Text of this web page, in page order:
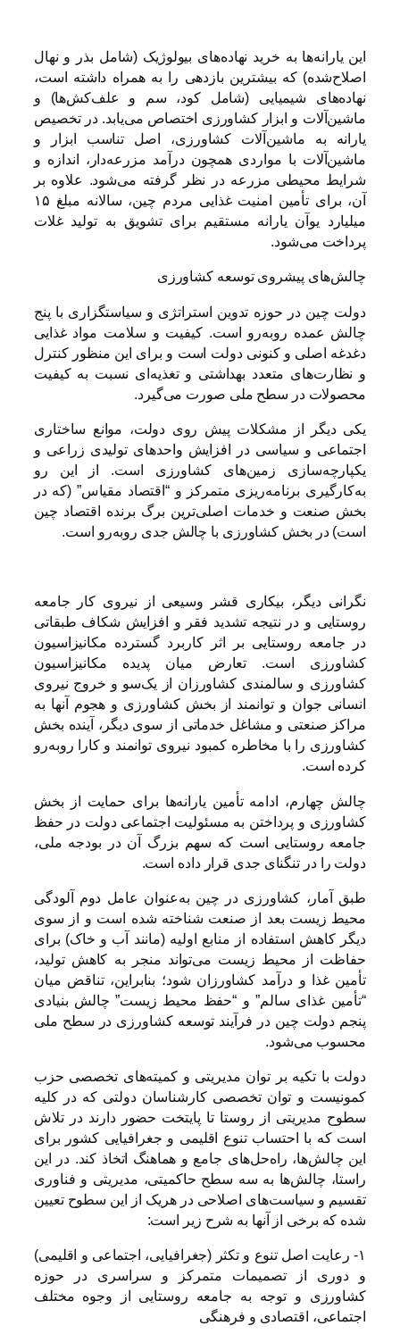
این یارانه‌ها به خرید نهاده‌های بیولوژیک (شامل بذر و نهال
اصلاح‌شده) که بیشترین بازدهی را به همراه داشته است،
نهاده‌های شیمیایی (شامل کود، سم و علف‌کش‌ها) و
ماشین‌آلات و ابزار کشاورزی اختصاص می‌یابد. در تخصیص
یارانه به ماشین‌آلات کشاورزی، اصل تناسب ابزار و
ماشین‌آلات با مواردی همچون درآمد مزرعه‌دار، اندازه و
شرایط محیطی مزرعه در نظر گرفته می‌شود. علاوه بر
آن، برای تأمین امنیت غذایی مردم چین، سالانه مبلغ ۱۵
میلیارد یوآن یارانه مستقیم برای تشویق به تولید غلات
پرداخت می‌شود.
چالش‌های پیشروی توسعه کشاورزی
دولت چین در حوزه تدوین استراتژی و سیاستگزاری با پنج
چالش عمده روبه‌رو است. کیفیت و سلامت مواد غذایی
دغدغه اصلی و کنونی دولت است و برای این منظور کنترل
و نظارت‌های متعدد بهداشتی و تغذیه‌ای نسبت به کیفیت
محصولات در سطح ملی صورت می‌گیرد.
یکی دیگر از مشکلات پیش روی دولت، موانع ساختاری
اجتماعی و سیاسی در افزایش واحدهای تولیدی زراعی و
یکپارچه‌سازی زمین‌های کشاورزی است. از این رو
به‌کارگیری برنامه‌ریزی متمرکز و “اقتصاد مقیاس” (که در
بخش صنعت و خدمات اصلی‌ترین برگ برنده اقتصاد چین
است) در بخش کشاورزی با چالش جدی روبه‌رو است.
نگرانی دیگر، بیکاری قشر وسیعی از نیروی کار جامعه
روستایی و در نتیجه تشدید فقر و افزایش شکاف طبقاتی
در جامعه روستایی بر اثر کاربرد گسترده مکانیزاسیون
کشاورزی است. تعارض میان پدیده مکانیزاسیون
کشاورزی و سالمندی کشاورزان از یک‌سو و خروج نیروی
انسانی جوان و توانمند از بخش کشاورزی و هجوم آنها به
مراکز صنعتی و مشاغل خدماتی از سوی دیگر، آینده بخش
کشاورزی را با مخاطره کمبود نیروی توانمند و کارا روبه‌رو
کرده است.
چالش چهارم، ادامه تأمین یارانه‌ها برای حمایت از بخش
کشاورزی و پرداختن به مسئولیت اجتماعی دولت در حفظ
جامعه روستایی است که سهم بزرگ آن در بودجه ملی،
دولت را در تنگنای جدی قرار داده است.
طبق آمار، کشاورزی در چین به‌عنوان عامل دوم آلودگی
محیط زیست بعد از صنعت شناخته شده است و از سوی
دیگر کاهش استفاده از منابع اولیه (مانند آب و خاک) برای
حفاظت از محیط زیست می‌تواند منجر به کاهش تولید،
تأمین غذا و درآمد کشاورزان شود؛ بنابراین، تناقض میان
“تأمین غذای سالم” و “حفظ محیط زیست” چالش بنیادی
پنجم دولت چین در فرآیند توسعه کشاورزی در سطح ملی
محسوب می‌شود.
دولت با تکیه بر توان مدیریتی و کمیته‌های تخصصی حزب
کمونیست و توان تخصصی کارشناسان دولتی که در کلیه
سطوح مدیریتی از روستا تا پایتخت حضور دارند در تلاش
است که با احتساب تنوع اقلیمی و جغرافیایی کشور برای
این چالش‌ها، راه‌حل‌های جامع و هماهنگ اتخاذ کند. در این
راستا، چالش‌ها به سه سطح حاکمیتی، مدیریتی و فناوری
تقسیم و سیاست‌های اصلاحی در هریک از این سطوح تعیین
شده که برخی از آنها به شرح زیر است:
۱- رعایت اصل تنوع و تکثر (جغرافیایی، اجتماعی و اقلیمی)
و دوری از تصمیمات متمرکز و سراسری در حوزه
کشاورزی و توجه به جامعه روستایی از وجوه مختلف
اجتماعی، اقتصادی و فرهنگی